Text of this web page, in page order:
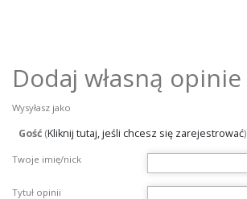
Dodaj własną opinie
Wysyłasz jako
Gość (Kliknij tutaj, jeśli chcesz się zarejestrować)
Twoje imię/nick
Tytuł opinii